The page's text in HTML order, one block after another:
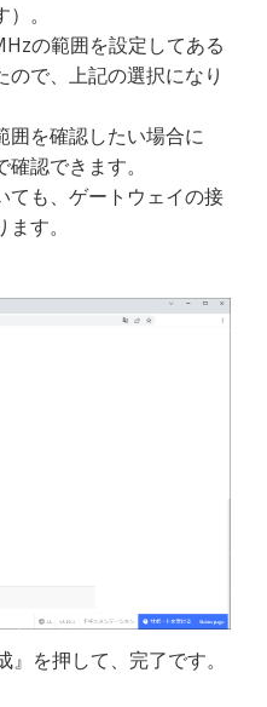
。
の範囲を設定してある
で、上記の選択になり
囲を確認したい場合に
認できます。
ても、ゲートウェイの接
す。
を押して、完了です。